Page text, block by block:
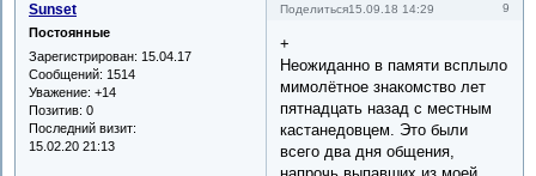
Поделиться 9
15.09.18 14:29
Sunset
Постоянные
Зарегистрирован: 15.04.17
Сообщений: 1514
Уважение: +14
Позитив: 0
Последний визит:
15.02.20 21:13
+
Неожиданно в памяти всплыло
мимолётное знакомство лет
пятнадцать назад с местным
кастанедовцем. Это были
всего два дня общения,